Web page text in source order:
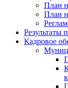
План
План
Результаты
Кадровое